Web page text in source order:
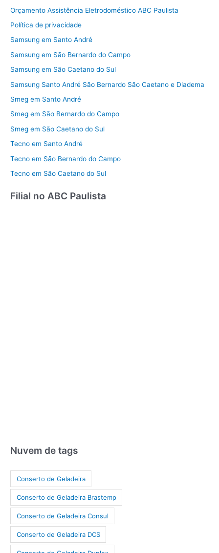
Orçamento Assistência Eletrodoméstico ABC Paulista
Política de privacidade
Samsung em Santo André
Samsung em São Bernardo do Campo
Samsung em São Caetano do Sul
Samsung Santo André São Bernardo São Caetano e Diadema
Smeg em Santo André
Smeg em São Bernardo do Campo
Smeg em São Caetano do Sul
Tecno em Santo André
Tecno em São Bernardo do Campo
Tecno em São Caetano do Sul
Filial no ABC Paulista
Nuvem de tags
Conserto de Geladeira
Conserto de Geladeira Brastemp
Conserto de Geladeira Consul
Conserto de Geladeira DCS